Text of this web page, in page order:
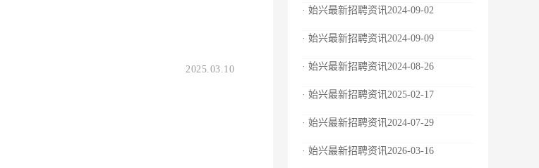
2025.03.10
· 始兴最新招聘资讯2024-09-02
· 始兴最新招聘资讯2024-09-09
· 始兴最新招聘资讯2024-08-26
· 始兴最新招聘资讯2025-02-17
· 始兴最新招聘资讯2024-07-29
· 始兴最新招聘资讯2026-03-16